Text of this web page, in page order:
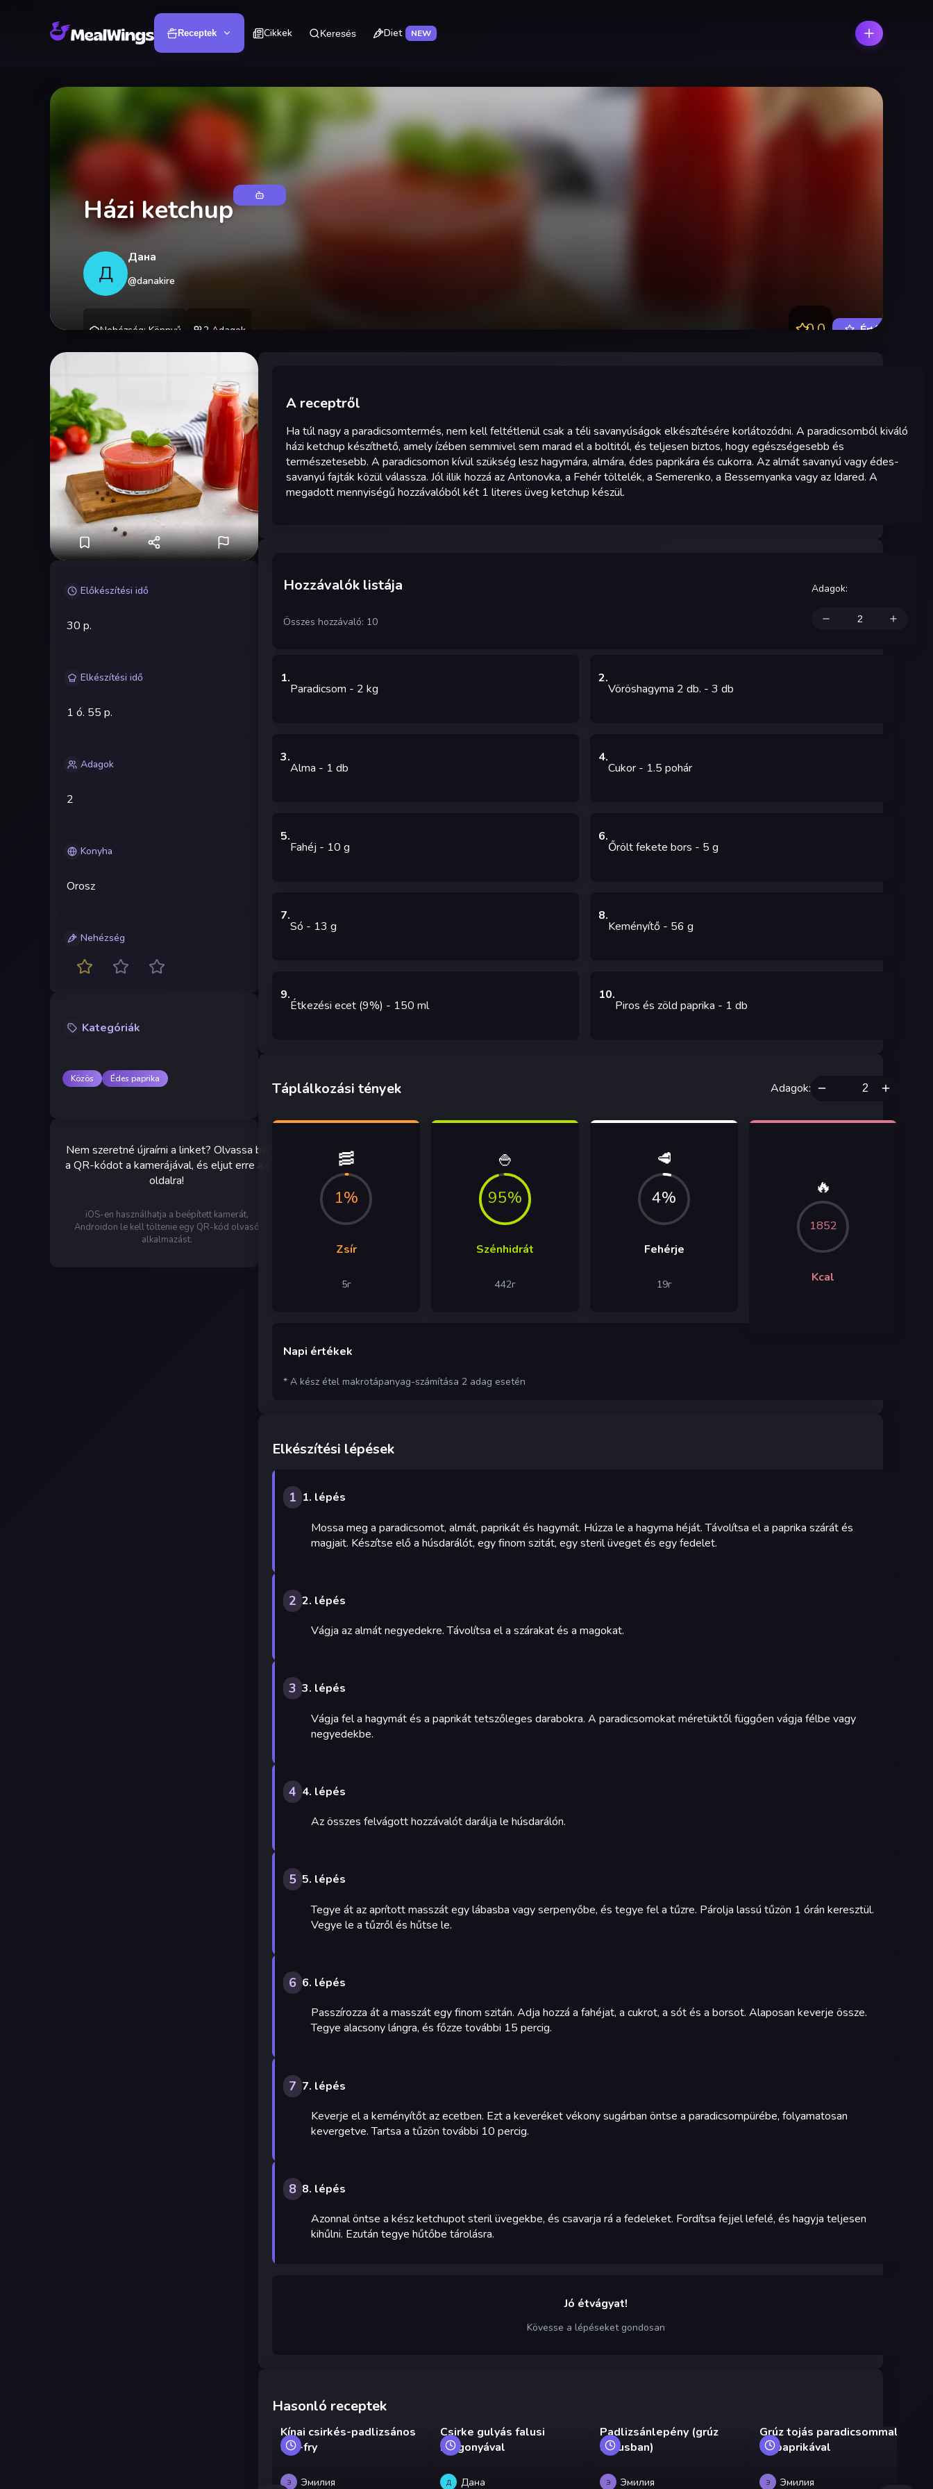
Receptek Cikkek Keresés Diet NEW
Házi ketchup
Д
Дана
@danakire
Nehézség: Könnyű 2 Adagok 0.0 Értékelés
Előkészítési idő
30 p.
Elkészítési idő
1 ó. 55 p.
Adagok
2
Konyha
Orosz
Nehézség
Kategóriák
Közös Édes paprika
Nem szeretné újraírni a linket? Olvassa be
a QR-kódot a kamerájával, és eljut erre az
oldalra!
iOS-en használhatja a beépített kamerát,
Androidon le kell töltenie egy QR-kód olvasó
alkalmazást.
A receptről
Ha túl nagy a paradicsomtermés, nem kell feltétlenül csak a téli savanyúságok elkészítésére korlátozódni. A paradicsomból kiváló
házi ketchup készíthető, amely ízében semmivel sem marad el a boltitól, és teljesen biztos, hogy egészségesebb és
természetesebb. A paradicsomon kívül szükség lesz hagymára, almára, édes paprikára és cukorra. Az almát savanyú vagy édes-
savanyú fajták közül válassza. Jól illik hozzá az Antonovka, a Fehér töltelék, a Semerenko, a Bessemyanka vagy az Idared. A
megadott mennyiségű hozzávalóból két 1 literes üveg ketchup készül.
Hozzávalók listája
Összes hozzávaló: 10
Adagok:
1.
Paradicsom - 2 kg
2.
Vöröshagyma 2 db. - 3 db
3.
Alma - 1 db
4.
Cukor - 1.5 pohár
5.
Fahéj - 10 g
6.
Őrölt fekete bors - 5 g
7.
Só - 13 g
8.
Keményítő - 56 g
9.
Étkezési ecet (9%) - 150 ml
10.
Piros és zöld paprika - 1 db
Táplálkozási tények Adagok:
🥓
1%
Zsír
5г
🍚
95%
Szénhidrát
442г
🥩
4%
Fehérje
19г
🔥
1852
Kcal
Napi értékek
* A kész étel makrotápanyag-számítása 2 adag esetén
Elkészítési lépések
1 1. lépés
Mossa meg a paradicsomot, almát, paprikát és hagymát. Húzza le a hagyma héját. Távolítsa el a paprika szárát és
magjait. Készítse elő a húsdarálót, egy finom szitát, egy steril üveget és egy fedelet.
2 2. lépés
Vágja az almát negyedekre. Távolítsa el a szárakat és a magokat.
3 3. lépés
Vágja fel a hagymát és a paprikát tetszőleges darabokra. A paradicsomokat méretüktől függően vágja félbe vagy
negyedekbe.
4 4. lépés
Az összes felvágott hozzávalót darálja le húsdarálón.
5 5. lépés
Tegye át az aprított masszát egy lábasba vagy serpenyőbe, és tegye fel a tűzre. Párolja lassú tűzön 1 órán keresztül.
Vegye le a tűzről és hűtse le.
6 6. lépés
Passzírozza át a masszát egy finom szitán. Adja hozzá a fahéjat, a cukrot, a sót és a borsot. Alaposan keverje össze.
Tegye alacsony lángra, és főzze további 15 percig.
7 7. lépés
Keverje el a keményítőt az ecetben. Ezt a keveréket vékony sugárban öntse a paradicsompürébe, folyamatosan
kevergetve. Tartsa a tűzön további 10 percig.
8 8. lépés
Azonnal öntse a kész ketchupot steril üvegekbe, és csavarja rá a fedeleket. Fordítsa fejjel lefelé, és hagyja teljesen
kihűlni. Ezután tegye hűtőbe tárolásra.
Jó étvágyat!
Kövesse a lépéseket gondosan
Hasonló receptek
Kínai csirkés-padlizsános
stir-fry
Э Эмилия
Csirke gulyás falusi
burgonyával
Д Дана
Padlizsánlepény (grúz
stílusban)
Э Эмилия
Grúz tojás paradicsommal
és paprikával
Э Эмилия